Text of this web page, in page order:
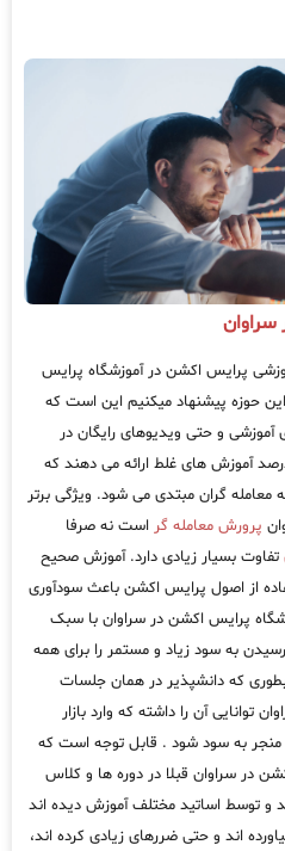
سراوان
پرایس اکشن در آموزشگاه پرایس
حوزه پیشنهاد میکنیم این است که
آموزشی و حتی ویدیوهای رایگان در
آموزش های غلط ارائه می دهند که
گران مبتدی می شود. ویژگی برتر
پرورش معامله گر است نه صرفا
تفاوت بسیار زیادی دارد. آموزش صحیح
از اصول پرایس اکشن باعث سودآوری
پرایس اکشن در سراوان با سبک
به سود زیاد و مستمر را برای همه
که دانشپذیر در همان جلسات
توانایی آن را داشته که وارد بازار
منجر به سود شود . قابل توجه است که
در سراوان قبلا در دوره ها و کلاس
و توسط اساتید مختلف آموزش دیده اند
اند و حتی ضررهای زیادی کرده اند،